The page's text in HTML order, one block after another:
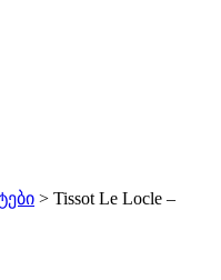
> Tissot Le Locle –